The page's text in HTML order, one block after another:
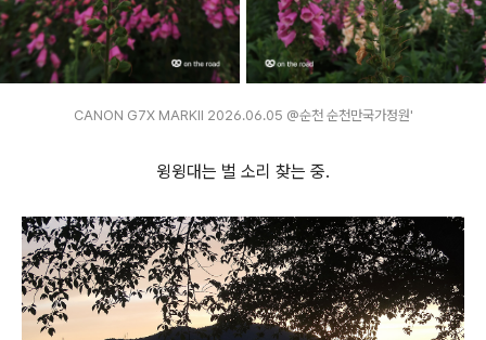
CANON G7X MARKⅡ 2026.06.05 @순천 순천만국가정원'
윙윙대는 벌 소리 찾는 중.